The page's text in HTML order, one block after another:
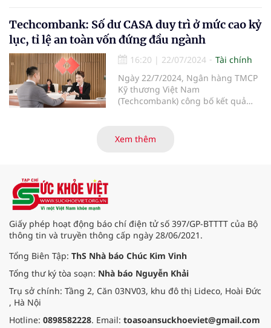
61%. Ngoài ra, ngân hàng này
cũng chuẩn bị trả cổ tức cho cổ
đông tỷ lệ gần 14%.
Techcombank: Số dư CASA duy trì ở mức cao kỷ
lục, tỉ lệ an toàn vốn đứng đầu ngành
16:20 | 22/07/2024
Tài chính
Ngày 22/7/2024, Ngân hàng TMCP
Kỹ thương Việt Nam
(Techcombank) công bố kết quả
hạng mục kinh doanh cốt lõi, với
tổng thu nhập hoạt động và lợi
hàng tốt nhất Việt Nam” từ 3 tổ
chức uy tín hàng đầu thế giới là
Euromoney, FinanceAsia và Global
Finance.
Xem thêm
Giấy phép hoạt động báo chí điện tử số 397/GP-BTTTT của Bộ
thông tin và truyền thông cấp ngày 28/06/2021.
Tổng Biên Tập: ThS Nhà báo Chúc Kim Vinh
Tổng thư ký tòa soạn: Nhà báo Nguyễn Khải
Trụ sở chính: Tầng 2, Căn 03NV03, khu đô thị Lideco, Hoài Đức
, Hà Nội
Hotline: 0898582228. Email: toasoansuckhoeviet@gmail.com